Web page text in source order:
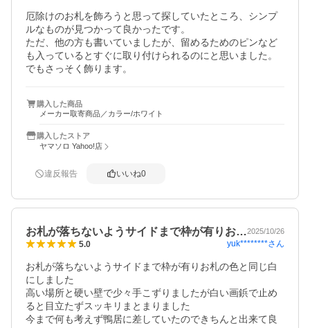
厄除けのお札を飾ろうと思って探していたところ、シンプ
ルなものが見つかって良かったです。
ただ、他の方も書いていましたが、留めるためのピンなど
も入っているとすぐに取り付けられるのにと思いました。
でもさっそく飾ります。
購入した商品
メーカー取寄商品／カラー/ホワイト
購入したストア
ヤマソロ Yahoo!店
違反報告 いいね0
お札が落ちないようサイドまで枠が有りお…2025/10/26
5.0 yuk********さん
お札が落ちないようサイドまで枠が有りお札の色と同じ白
にしました
高い場所と硬い壁で少々手こずりましたが白い画鋲で止め
ると目立たずスッキリまとまりました
今まで何も考えず鴨居に差していたのできちんと出来て良